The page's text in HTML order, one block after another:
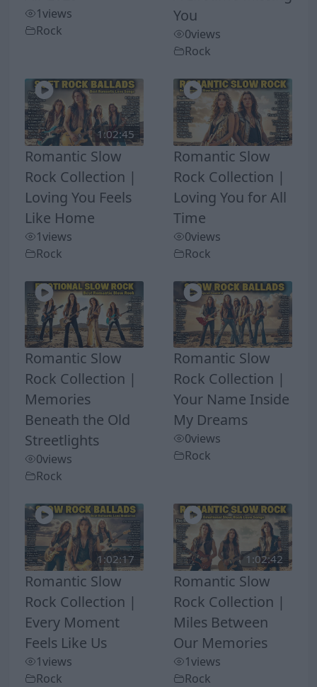
1views
Rock
You
0views
Rock
1:02:45
Romantic Slow
Rock Collection |
Loving You Feels
Like Home
1views
Rock
Romantic Slow
Rock Collection |
Loving You for All
Time
0views
Rock
Romantic Slow
Rock Collection |
Memories
Beneath the Old
Streetlights
0views
Rock
Romantic Slow
Rock Collection |
Your Name Inside
My Dreams
0views
Rock
1:02:17
Romantic Slow
Rock Collection |
Every Moment
Feels Like Us
1views
Rock
1:02:42
Romantic Slow
Rock Collection |
Miles Between
Our Memories
1views
Rock